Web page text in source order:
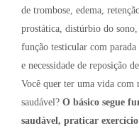
de trombose, edema,
prostática, distúrbio do
função testicular com parada
e necessidade de reposição
Você quer ter uma vida com
saudável? O básico segue
saudável, praticar